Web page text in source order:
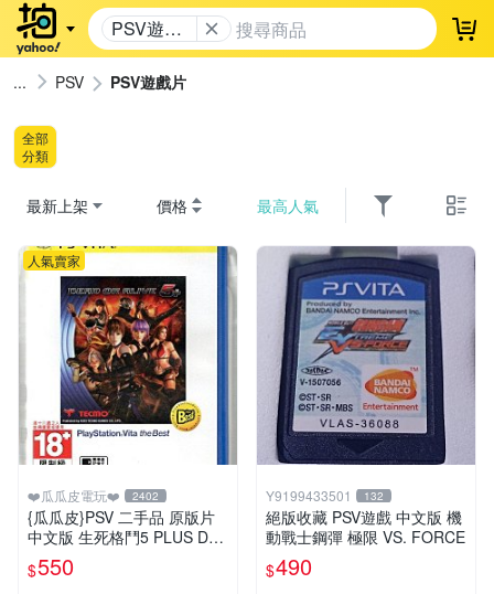
PSV遊戲
片
登
PSV PSV遊戲片
全部
分類
最新上架 價格 最高人氣
人氣賣家
❤️瓜瓜皮電玩❤️ 2402
{瓜瓜皮}PSV 二手品 原版片
中文版 生死格鬥5 PLUS Dea
d or Alive 5(遊戲都有回收)
$550
Y9199433501 132
絕版收藏 PSV遊戲 中文版 機
動戰士鋼彈 極限 VS. FORCE
$490